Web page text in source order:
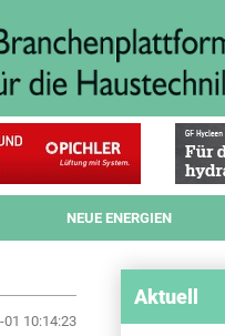
NEUE ENERGIEN
01 10:14:23
Aktuell